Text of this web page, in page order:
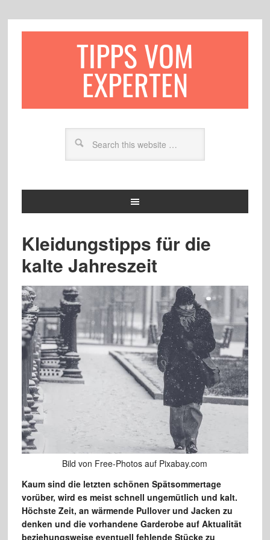
TIPPS VOM
EXPERTEN
Kleidungstipps für die
kalte Jahreszeit
Bild von Free-Photos auf Pixabay.com
Kaum sind die letzten schönen Spätsommertage
vorüber, wird es meist schnell ungemütlich und kalt.
Höchste Zeit, an wärmende Pullover und Jacken zu
denken und die vorhandene Garderobe auf Aktualität
beziehungsweise eventuell fehlende Stücke zu